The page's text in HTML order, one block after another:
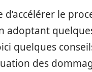
le
adoptant
quelques
des